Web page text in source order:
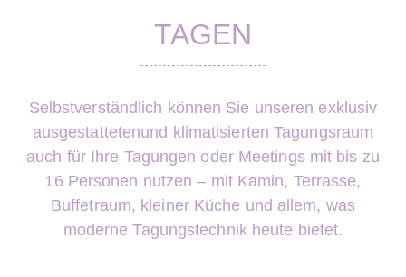
TAGEN
Selbstverständlich können Sie unseren exklusiv
ausgestattetenund klimatisierten Tagungsraum
auch für Ihre Tagungen oder Meetings mit bis zu
16 Personen nutzen – mit Kamin, Terrasse,
Buffetraum, kleiner Küche und allem, was
moderne Tagungstechnik heute bietet.